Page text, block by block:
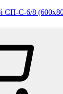
СП-С-6/8